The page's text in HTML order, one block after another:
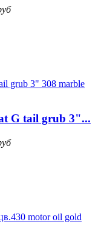
G tail grub 3"...